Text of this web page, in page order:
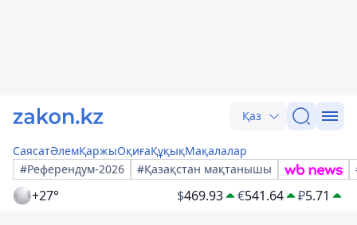
Қаз
СаясатӘлемҚаржыОқиғаҚұқықМақалалар
#Референдум-2026
#Қазақстан мақтанышы
+27° $469.93 €541.64 ₽5.71